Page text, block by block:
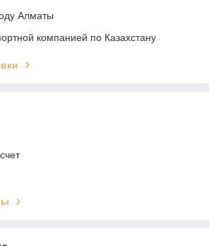
Алматы
компанией по Казахстану